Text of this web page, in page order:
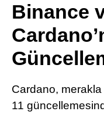
Binance
Cardano,
11